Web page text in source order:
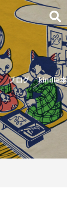
ブログ kindle本